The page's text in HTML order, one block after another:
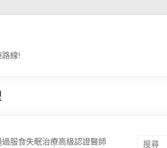
線!
服食失眠治療高級認證醫師